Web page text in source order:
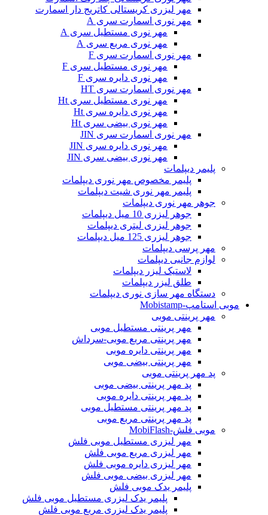
مهر لیزری کریستالی کاتریج دار اسمارت
مهر نوری اسمارت سری A
مهر نوری مستطیل سری A
مهر نوری مربع سری A
مهر نوری اسمارت سری F
مهر نوری مستطیل سری F
مهر نوری دایره سری F
مهر نوری اسمارت سری HT
مهر نوری مستطیل سری Ht
مهر نوری دایره سری Ht
مهر نوری بیضی سری Ht
مهر نوری اسمارت سری JIN
مهر نوری دایره سری JIN
مهر نوری بیضی سری JIN
پلیمر دیپلمات
پلیمر مخصوص مهر نوری دیپلمات
پلیمر مهر نوری شیت دیپلمات
جوهر مهر نوری دیپلمات
جوهر لیزری 10 میل دیپلمات
جوهر لیزری لیتری دیپلمات
جوهر لیزری 125 میل دیپلمات
مهر پرسی دیپلمات
لوازم جانبی دیپلمات
لاستیک لیزر دیپلمات
طلق لیزر دیپلمات
دستگاه مهر سازی نوری دیپلمات
موبی استامپ-Mobistamp
مهر پرینتی موبی
مهر پرینتی مستطیل موبی
مهر پرینتی مربع موبی-سرداش
مهر پرینتی دایره موبی
مهر پرینتی بیضی موبی
پد مهر پرینتی موبی
پد مهر پرینتی بیضی موبی
پد مهر پرینتی دایره موبی
پد مهر پرینتی مستطیل موبی
پد مهر پرینتی مربع موبی
موبی فلش-MobiFlash
مهر لیزری مستطیل موبی فلش
مهر لیزری مربع موبی فلش
مهر لیزری دایره موبی فلش
مهر لیزری بیضی موبی فلش
پلیمر یدک موبی فلش
پلیمر یدک لیزری مستطیل موبی فلش
پلیمر یدک لیزری مربع موبی فلش